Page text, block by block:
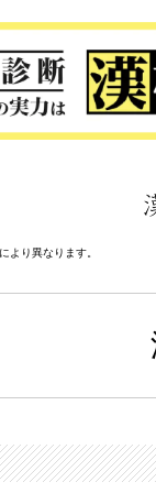
より異なります。